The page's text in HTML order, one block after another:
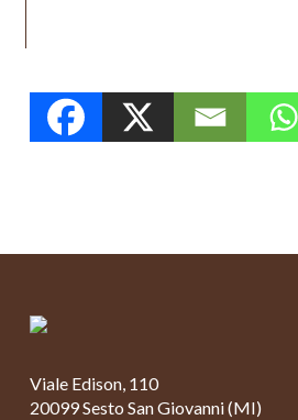
Viale Edison, 110
20099 Sesto San Giovanni (MI)